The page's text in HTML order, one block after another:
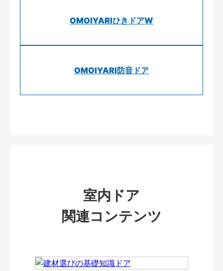
OMOIYARIひきドアW
OMOIYARI防音ドア
室内ドア
関連コンテンツ